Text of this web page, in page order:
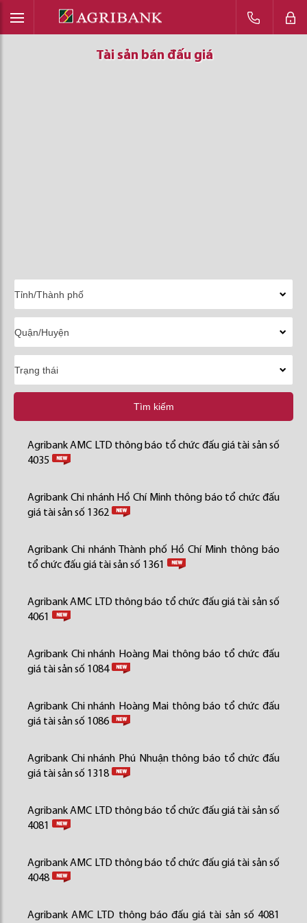
Tài sản bán đấu giá
Tài sản bán đấu giá
Tài sản bán đấu giá
Tìm kiếm
Agribank AMC LTD thông báo tổ chức đấu giá tài sản số
4035
Agribank Chi nhánh Hồ Chí Minh thông báo tổ chức đấu
giá tài sản số 1362
Agribank Chi nhánh Thành phố Hồ Chí Minh thông báo
tổ chức đấu giá tài sản số 1361
Agribank AMC LTD thông báo tổ chức đấu giá tài sản số
4061
Agribank Chi nhánh Hoàng Mai thông báo tổ chức đấu
giá tài sản số 1084
Agribank Chi nhánh Hoàng Mai thông báo tổ chức đấu
giá tài sản số 1086
Agribank Chi nhánh Phú Nhuận thông báo tổ chức đấu
giá tài sản số 1318
Agribank AMC LTD thông báo tổ chức đấu giá tài sản số
4081
Agribank AMC LTD thông báo tổ chức đấu giá tài sản số
4048
Agribank AMC LTD thông báo đấu giá tài sản số 4081